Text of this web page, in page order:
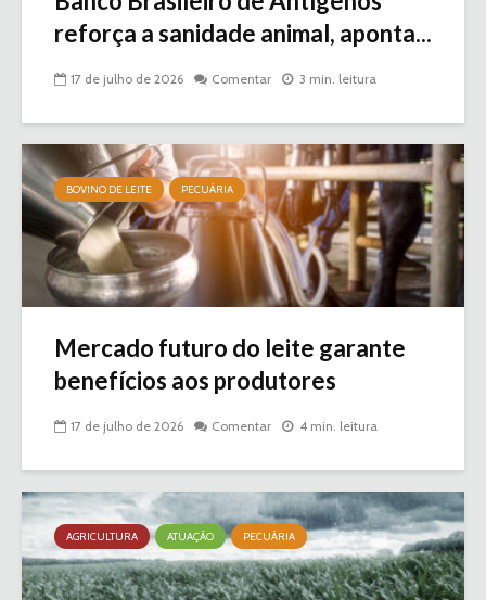
reforça a sanidade animal, aponta...
17 de julho de 2026 Comentar 3 min. leitura
BOVINO DE LEITE PECUÁRIA
Mercado futuro do leite garante
benefícios aos produtores
17 de julho de 2026 Comentar 4 min. leitura
AGRICULTURA ATUAÇÃO PECUÁRIA